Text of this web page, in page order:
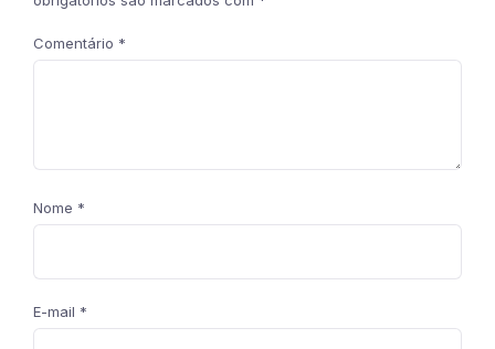
Comentário *
Nome *
E-mail *